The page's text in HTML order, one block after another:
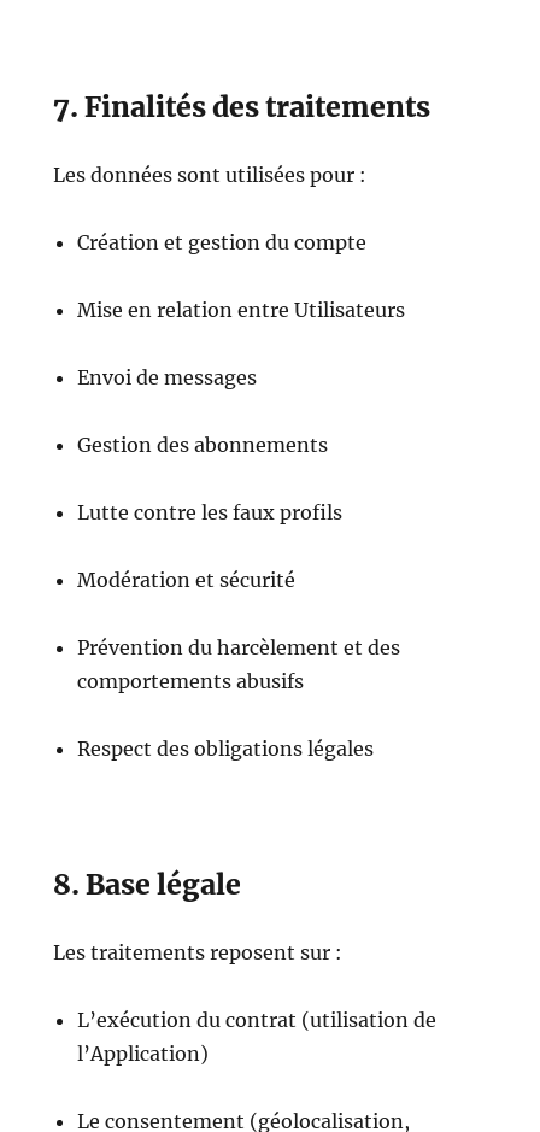
7. Finalités des traitements
Les données sont utilisées pour :
Création et gestion du compte
Mise en relation entre Utilisateurs
Envoi de messages
Gestion des abonnements
Lutte contre les faux profils
Modération et sécurité
Prévention du harcèlement et des
comportements abusifs
Respect des obligations légales
8. Base légale
Les traitements reposent sur :
L’exécution du contrat (utilisation de
l’Application)
Le consentement (géolocalisation,